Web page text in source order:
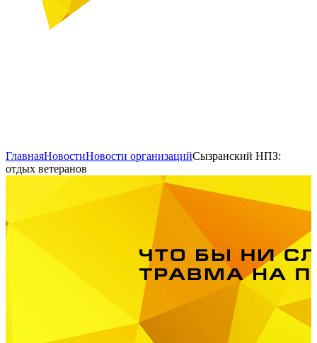
ГлавнаяНовостиНовости организацийСызранский НПЗ:
отдых ветеранов